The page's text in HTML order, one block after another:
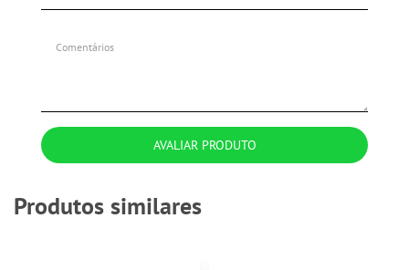
AVALIAR PRODUTO
Produtos similares